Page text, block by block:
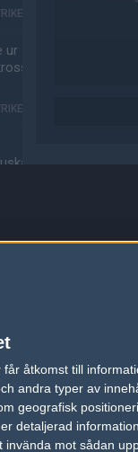
får åtkomst till
andra typer av
geografisk
detaljerad
mot sådan
ur
i
kr –